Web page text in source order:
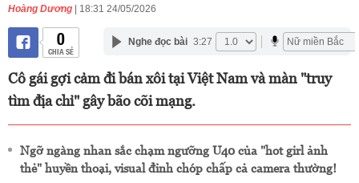
Hoàng Dương | 18:31 24/05/2026
0
CHIA SẺ
Nghe đọc bài 3:27
Cô gái gợi cảm đi bán xôi tại Việt Nam và màn "truy
tìm địa chỉ" gây bão cõi mạng.
Ngỡ ngàng nhan sắc chạm ngưỡng U40 của "hot girl ảnh
thẻ" huyền thoại, visual đỉnh chóp chấp cả camera thường!